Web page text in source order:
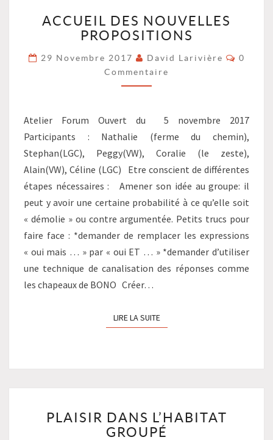
DES
NOUVELLES
?
>
ACCUEIL DES NOUVELLES
PROPOSITIONS
29 Novembre 2017 David Larivière
0
Commentaire
Atelier Forum Ouvert du 5 novembre 2017
Participants : Nathalie (ferme du chemin),
Stephan(LGC), Peggy(VW), Coralie (le zeste),
Alain(VW), Céline (LGC) Etre conscient de différentes
étapes nécessaires : Amener son idée au groupe: il
peut y avoir une certaine probabilité à ce qu’elle soit
« démolie » ou contre argumentée. Petits trucs pour
faire face : *demander de remplacer les expressions
« oui mais … » par « oui ET … » *demander d’utiliser
une technique de canalisation des réponses comme
les chapeaux de BONO Créer…
LIRE LA SUITELIRE LA SUITE
DANS
L’HABITAT
PLAISIR DANS L’HABITAT
GROUPÉ